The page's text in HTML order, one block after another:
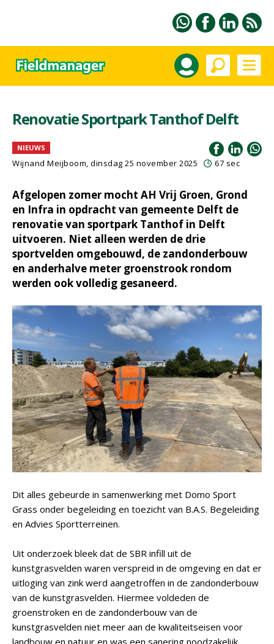
Renovatie Sportpark Tanthof Delft
NIEUWS
Wijnand Meijboom, dinsdag 25 november 2025 67 sec
Afgelopen zomer mocht AH Vrij Groen, Grond
en Infra in opdracht van gemeente Delft de
renovatie van sportpark Tanthof in Delft
uitvoeren. Niet alleen werden de drie
sportvelden omgebouwd, de zandonderbouw
en anderhalve meter groenstrook rondom
werden ook volledig gesaneerd.
Dit alles gebeurde in samenwerking met Domo Sport
Grass onder begeleiding en toezicht van B.A.S. Begeleiding
en Advies Sportterreinen.
Uit onderzoek bleek dat de SBR infill uit de
kunstgrasvelden waren verspreid in de omgeving en dat er
uitloging van zink werd aangetroffen in de zandonderbouw
van de kunstgrasvelden. Hiermee voldeden de
groenstroken en de zandonderbouw van de
kunstgrasvelden niet meer aan de kwaliteitseisen voor
landbouw en natuur en was een sanering noodzakelijk.